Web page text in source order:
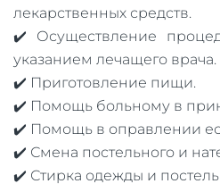
лекарственных средств.
✔️ Осуществление
указанием лечащего врача.
✔️ Приготовление пищи.
✔️ Помощь больному в
✔️ Помощь в оправлении
✔️ Смена постельного и
✔️ Стирка одежды и